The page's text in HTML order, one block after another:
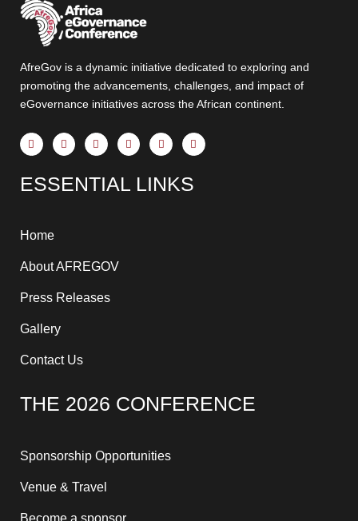
AfreGov is a dynamic initiative dedicated to exploring and
promoting the advancements, challenges, and impact of
eGovernance initiatives across the African continent.
F
a
c
b
o
f
X
-
t
i
t
Y
o
u
u
b
I
n
s
g
T
h
r
a
d
L
i
n
e
d
ESSENTIAL LINKS
Home
About AFREGOV
Press Releases
Gallery
Contact Us
THE 2026 CONFERENCE
Sponsorship Opportunities
Venue & Travel
Become a sponsor